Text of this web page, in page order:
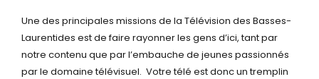
Une des principales missions de la Télévision des Basses-
Laurentides est de faire rayonner les gens d’ici, tant par
notre contenu que par l’embauche de jeunes passionnés
par le domaine télévisuel. Votre télé est donc un tremplin